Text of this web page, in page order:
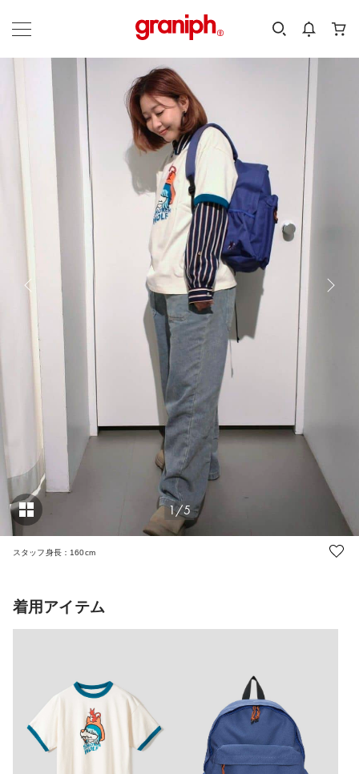
カテゴリーから探す
MEN KIDS
1/5
スタッフ身長：160cm
着用アイテム